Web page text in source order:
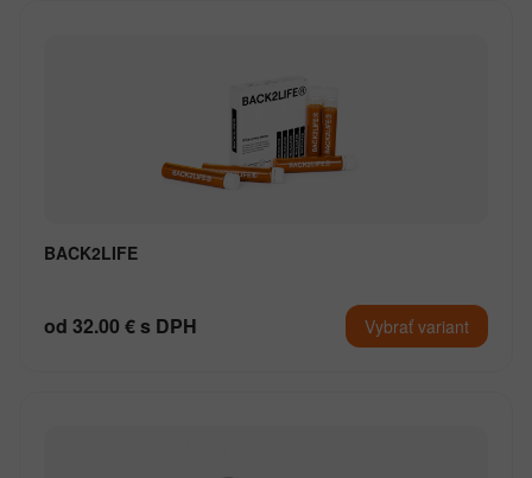
BACK2LIFE
od 32.00 € s DPH Vybrať variant